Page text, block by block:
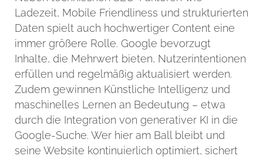
Ladezeit, Mobile Friendliness und strukturierten
Daten spielt auch hochwertiger Content eine
immer größere Rolle. Google bevorzugt
Inhalte, die Mehrwert bieten, Nutzerintentionen
erfüllen und regelmäßig aktualisiert werden.
Zudem gewinnen Künstliche Intelligenz und
maschinelles Lernen an Bedeutung – etwa
durch die Integration von generativer KI in die
Google-Suche. Wer hier am Ball bleibt und
seine Website kontinuierlich optimiert, sichert